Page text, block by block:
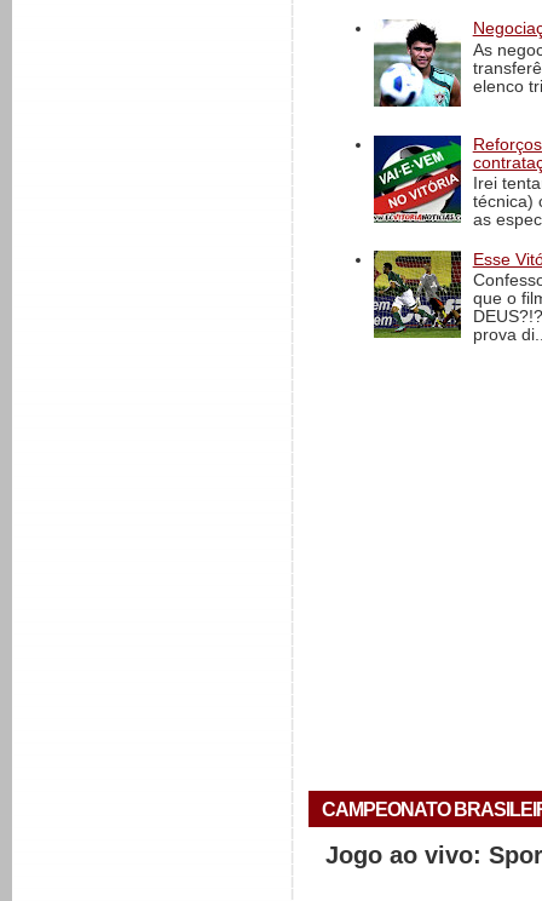
As
elenco
Irei
técnica)
as
Esse
que o
prova
CAMPEONATO
Jogo ao vivo: